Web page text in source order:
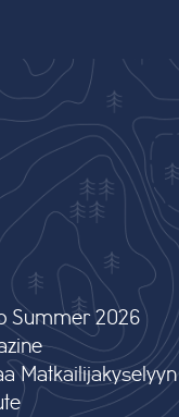
Summer 2026
Matkailijakyselyyn